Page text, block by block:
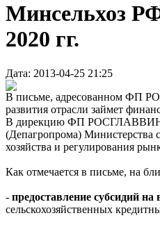
Минсельхоз
2020 гг.
Дата: 2013-04-25 21:25
В письме, адресованном ФП
развития отрасли займет
В дирекцию ФП РОСГЛАВВИНО
(Депагропрома) Министерства
хозяйства и регулирования
Как отмечается в письме, на
- предоставление субсидий
сельскохозяйственных